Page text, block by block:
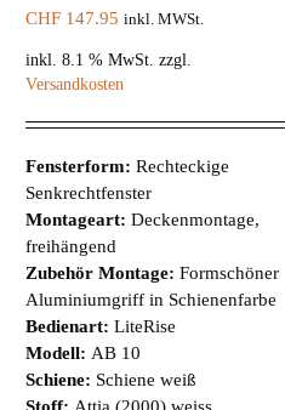
CHF147.95 inkl. MWSt.
inkl. 8.1 % MwSt. zzgl.
Versandkosten
Fensterform: Rechteckige
Senkrechtfenster
Montageart: Deckenmontage,
freihängend
Zubehör Montage: Formschöner
Aluminiumgriff in Schienenfarbe
Bedienart: LiteRise
Modell: AB 10
Schiene: Schiene weiß
Stoff: Attia (2000) weiss